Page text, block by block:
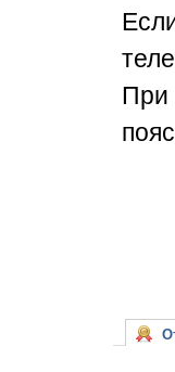
При